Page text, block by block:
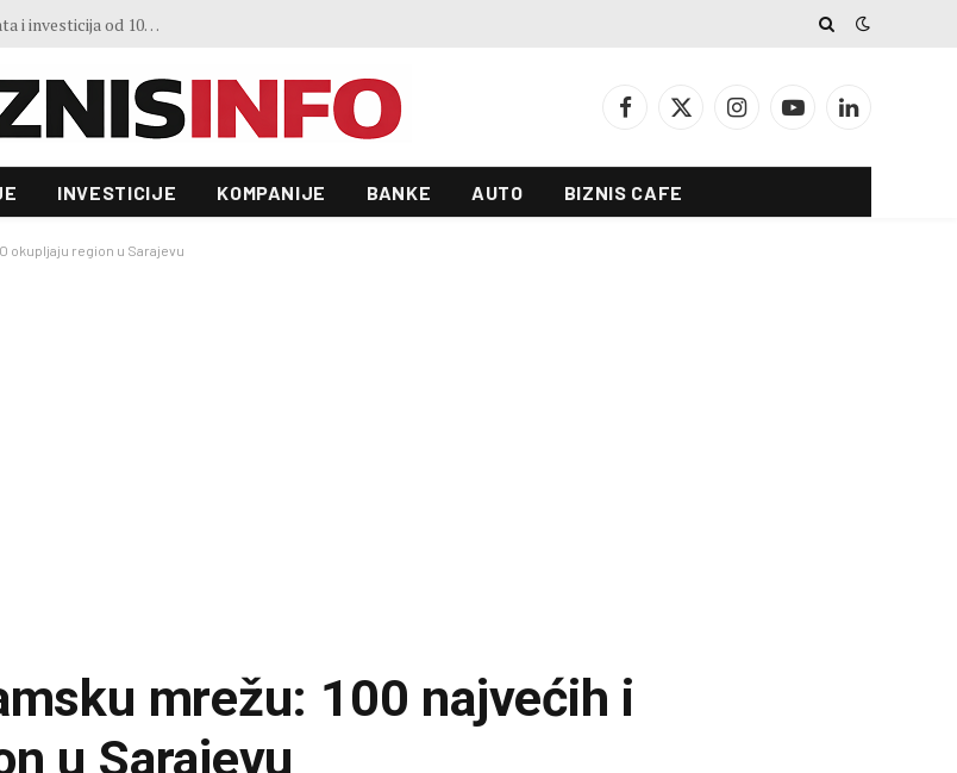
Gradačcu
Facebook
X
InstagramYouTubeLinkedIn
INVESTICIJE KOMPANIJE BANKE AUTO BIZNIS CAFE
okupljaju region u Sarajevu
mrežu: 100 najvećih i
u Sarajevu